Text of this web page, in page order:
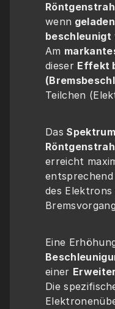
wenn
beschleunigt
Am
dieser Effekt
Teilchen
Das
erreicht
des Elektrons
einer
Die